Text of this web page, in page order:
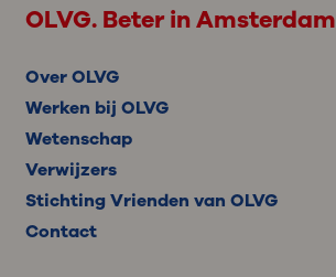
OLVG. Beter in Amsterdam
Over OLVG
Werken bij OLVG
Wetenschap
Verwijzers
Stichting Vrienden van OLVG
Contact